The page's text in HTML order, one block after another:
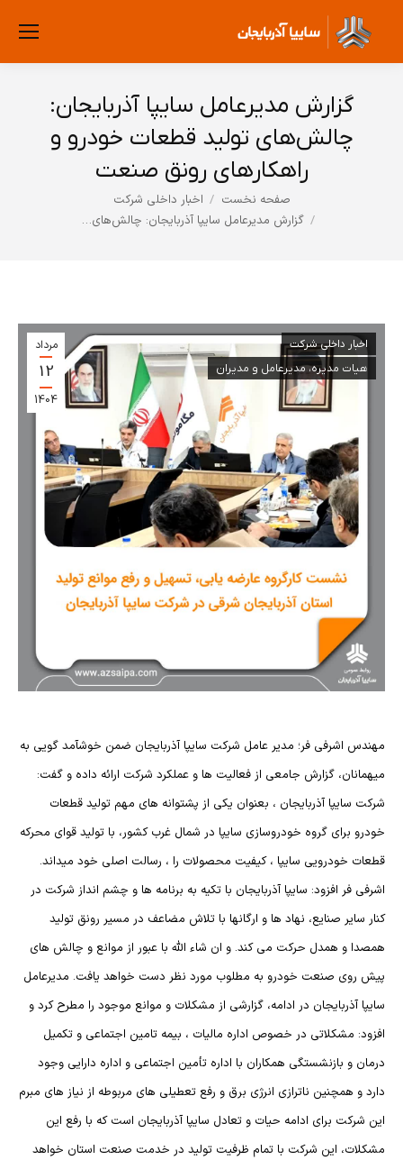
گزارش مدیرعامل سایپا آذربایجان:
چالش‌های تولید قطعات خودرو و
راهکارهای رونق صنعت
صفحه نخست
اخبار داخلی شرکت
گزارش مدیرعامل سایپا آذربایجان: چالش‌های…
مرداد
12
1404
اخبار داخلی شرکت
هیات مدیره، مدیرعامل و مدیران
مهندس اشرفی فر؛ مدیر عامل شرکت سایپا آذربایجان ضمن خوشآمد گویی به
میهمانان، گزارش جامعی از فعالیت ها و عملکرد شرکت ارائه داده و گفت:
شركت سایپا آذربایجان ، بعنوان يكي از پشتوانه هاي مهم تولید قطعات
خودرو برای گروه خودروسازی سایپا در شمال غرب كشور، با توليد قوای محرکه
قطعات خودرویی سایپا ، کیفیت محصولات را ، رسالت اصلي خود ميداند.
اشرفی فر افزود: سایپا آذربایجان با تکیه به برنامه ها و چشم انداز شرکت در
کنار سایر صنایع، نهاد ها و ارگانها با تلاش مضاعف در مسیر رونق تولید
همصدا و همدل حرکت می کند. و ان شاء الله با عبور از موانع و چالش های
پیش روی صنعت خودرو به مطلوب مورد نظر دست خواهد یافت. مدیرعامل
سایپا آذربایجان در ادامه، گزارشی از مشکلات و موانع موجود را مطرح کرد و
افزود: مشکلاتی در خصوص اداره مالیات ، بیمه تامین اجتماعی و تکمیل
درمان و بازنشستگی همکاران با اداره تأمین اجتماعی و اداره دارایی وجود
دارد و همچنین ناترازی انرژی برق و رفع تعطیلی های مربوطه از نیاز های مبرم
این شرکت برای ادامه حیات و تعادل سایپا آذربایجان است که با رفع این
مشکلات، این شرکت با تمام ظرفیت تولید در خدمت صنعت استان خواهد